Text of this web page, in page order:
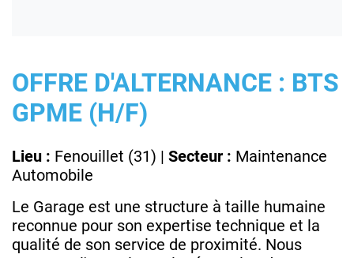
OFFRE D'ALTERNANCE : BTS
GPME (H/F)
Lieu : Fenouillet (31) | Secteur : Maintenance
Automobile
Le Garage est une structure à taille humaine
reconnue pour son expertise technique et la
qualité de son service de proximité. Nous